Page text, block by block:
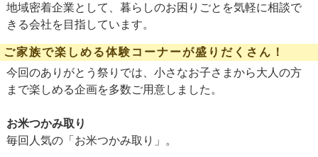
地域密着企業として、暮らしのお困りごとを気軽に相談で
きる会社を目指しています。
ご家族で楽しめる体験コーナーが盛りだくさん！
今回のありがとう祭りでは、小さなお子さまから大人の方
まで楽しめる企画を多数ご用意しました。
お米つかみ取り
毎回人気の「お米つかみ取り」。